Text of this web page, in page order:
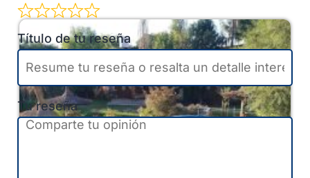
Título de tu reseña
Tu reseña